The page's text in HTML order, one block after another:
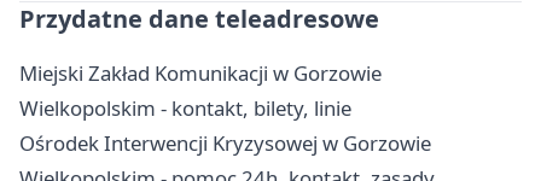
Przydatne dane teleadresowe
Miejski Zakład Komunikacji w Gorzowie
Wielkopolskim - kontakt, bilety, linie
Ośrodek Interwencji Kryzysowej w Gorzowie